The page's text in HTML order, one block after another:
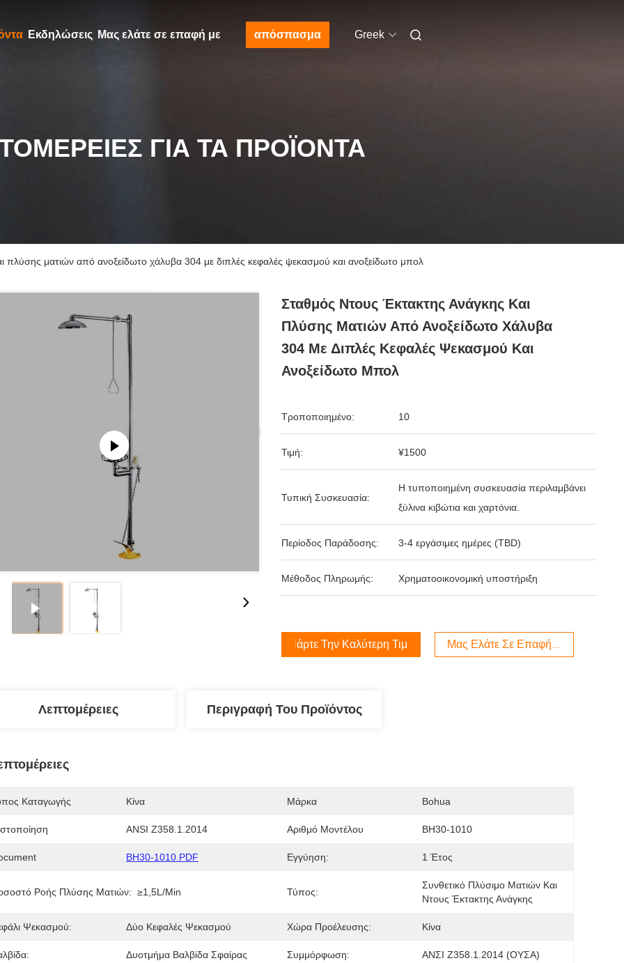
Εκδηλώσεις Μας ελάτε σε επαφή με απόσπασμα Greek
ΓΙΑ ΤΑ ΠΡΟΪΌΝΤΑ
πλύσης ματιών από ανοξείδωτο χάλυβα 304 με διπλές κεφαλές ψεκασμού και ανοξείδωτο μπολ
Σταθμός Ντους Έκτακτης Ανάγκης Και
Πλύσης Ματιών Από Ανοξείδωτο Χάλυβα
304 Με Διπλές Κεφαλές Ψεκασμού Και
Ανοξείδωτο Μπολ
Τροποποιημένο: 10
Τιμή: ¥1500
Τυπική Συσκευασία:
Η τυποποιημένη συσκευασία περιλαμβάνει
ξύλινα κιβώτια και χαρτόνια.
Περίοδος Παράδοσης: 3-4 εργάσιμες ημέρες (TBD)
Μέθοδος Πληρωμής: Χρηματοοικονομική υποστήριξη
Πάρτε Την Καλύτερη Τιμή Μας Ελάτε Σε Επαφή Με
Λεπτομέρειες Περιγραφή Του Προϊόντος
Καταγωγής Κίνα Μάρκα Bohua
ANSI Z358.1.2014 Αριθμό Μοντέλου BH30-1010
BH30-1010.PDF Εγγύηση: 1 Έτος
Ροής Πλύσης Ματιών: ≥1,5L/min Τύπος:
Συνθετικό Πλύσιμο Ματιών Και
Ντους Έκτακτης Ανάγκης
Ψεκασμού: Δύο Κεφαλές Ψεκασμού Χώρα Προέλευσης: Κίνα
Δυοτμήμα Βαλβίδα Σφαίρας Συμμόρφωση: ΑΝΣΙ Ζ358.1.2014 (ΟΥΣΑ)